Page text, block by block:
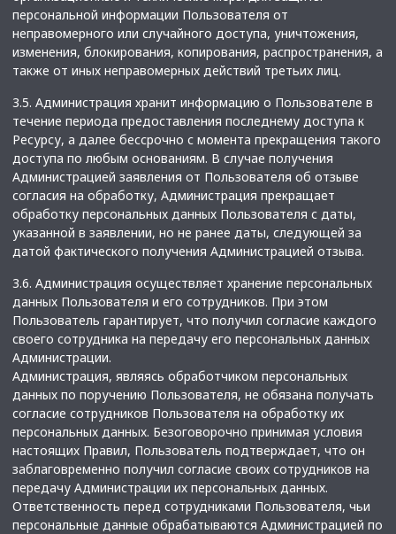
персональной информации Пользователя от
неправомерного или случайного доступа, уничтожения,
изменения, блокирования, копирования, распространения, а
также от иных неправомерных действий третьих лиц.
3.5. Администрация хранит информацию о Пользователе в
течение периода предоставления последнему доступа к
Ресурсу, а далее бессрочно с момента прекращения такого
доступа по любым основаниям. В случае получения
Администрацией заявления от Пользователя об отзыве
согласия на обработку, Администрация прекращает
обработку персональных данных Пользователя с даты,
указанной в заявлении, но не ранее даты, следующей за
датой фактического получения Администрацией отзыва.
3.6. Администрация осуществляет хранение персональных
данных Пользователя и его сотрудников. При этом
Пользователь гарантирует, что получил согласие каждого
своего сотрудника на передачу его персональных данных
Администрации.
Администрация, являясь обработчиком персональных
данных по поручению Пользователя, не обязана получать
согласие сотрудников Пользователя на обработку их
персональных данных. Безоговорочно принимая условия
настоящих Правил, Пользователь подтверждает, что он
заблаговременно получил согласие своих сотрудников на
передачу Администрации их персональных данных.
Ответственность перед сотрудниками Пользователя, чьи
персональные данные обрабатываются Администрацией по